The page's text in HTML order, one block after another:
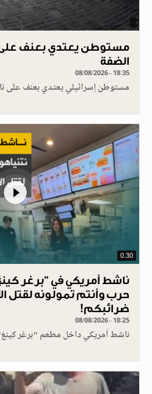
مستوطن يعتدي بعنف
الضفة
08/08/2026 - 18:35
مستوطن إسرائيلي يعتدي بعنف
0.30
ناشط أمريكي في "برغر
حرب وأنتم تمولونه لقتل
ضرائبكم!
08/08/2026 - 18:25
ناشط أمريكي داخل مطعم "برغر